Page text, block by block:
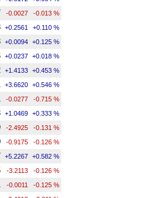
-0.0027 -0.013 %
+0.2561 +0.110 %
+0.0094 +0.125 %
+0.0237 +0.018 %
+1.4133 +0.453 %
+3.6620 +0.546 %
-0.0277 -0.715 %
+1.0469 +0.333 %
-2.4925 -0.131 %
-0.9175 -0.126 %
+5.2267 +0.582 %
-3.2113 -0.126 %
-0.0011 -0.125 %